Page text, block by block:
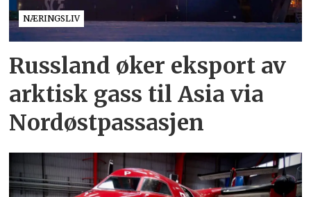
NÆRINGSLIV
Russland øker eksport av
arktisk gass til Asia via
Nordøstpassasjen